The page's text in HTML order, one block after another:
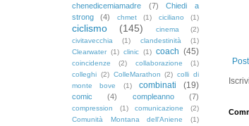
chenedicemiamadre (7)
Chiedi a
strong
(4) chmet (1) ciciliano (1)
ciclismo (145) cinema
(2)
civitavecchia
(1) clandestinità
(1)
Clearwater (1) clinic (1) coach (45)
coincidenze (2) collaborazione
(1)
colleghi (2) ColleMarathon (2) colli di
monte bove
(1) combinati (19)
comic (4) compleanno (7)
compression (1) comunicazione
(2)
Comunità Montana dell'Aniene
(1)